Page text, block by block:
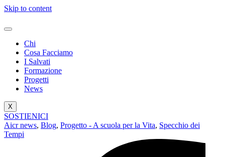
Skip to content
Chi
Cosa Facciamo
I Salvati
Formazione
Progetti
News
X
SOSTIENICI
Aicr news, Blog, Progetto - A scuola per la Vita, Specchio dei
Tempi